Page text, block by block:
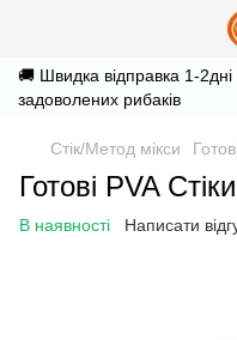
🚚 Швидка відправка 1-
задоволених рибаків
Стік/Метод мікси
Готові PVA
В наявності Написати